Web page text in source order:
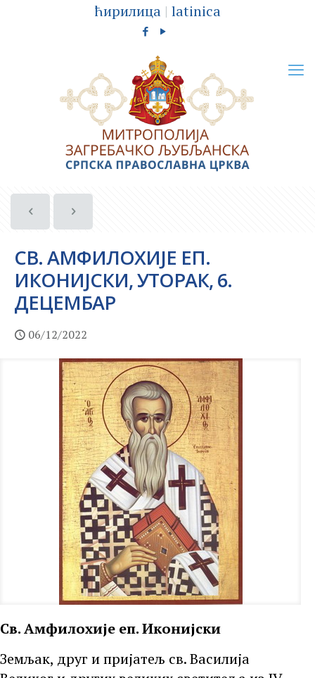
ћирилица | latinica
СВ. АМФИЛОХИЈЕ ЕП.
ИКОНИЈСКИ, УТОРАК, 6.
ДЕЦЕМБАР
06/12/2022
Св. Амфилохије еп. Иконијски
Земљак, друг и пријатељ св. Василија